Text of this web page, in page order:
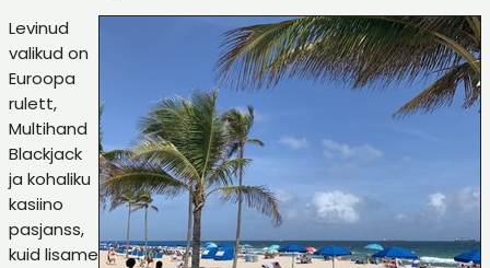
Levinud
valikud on
Euroopa
rulett,
Multihand
Blackjack
ja kohaliku
kasiino
pasjanss,
kuid lisame